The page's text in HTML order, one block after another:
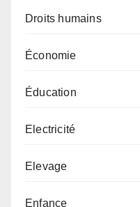
Droits humains
Économie
Éducation
Electricité
Elevage
Enfance